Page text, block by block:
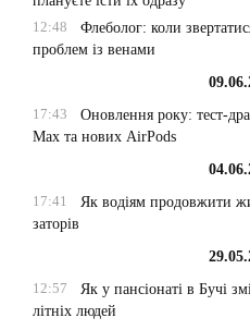
12:48
Флеболог: коли
проблем із венами
17:43
Оновлення року: тест-
Max та нових AirPods
17:41
Як водіям продовжити
заторів
12:57
Як у пансіонаті в Бучі
літніх людей